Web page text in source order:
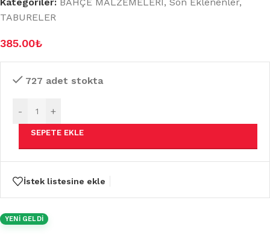
TABURELER
385.00₺
727 adet stokta
- +
SEPETE EKLE
İstek listesine ekle
YENİ GELDİ